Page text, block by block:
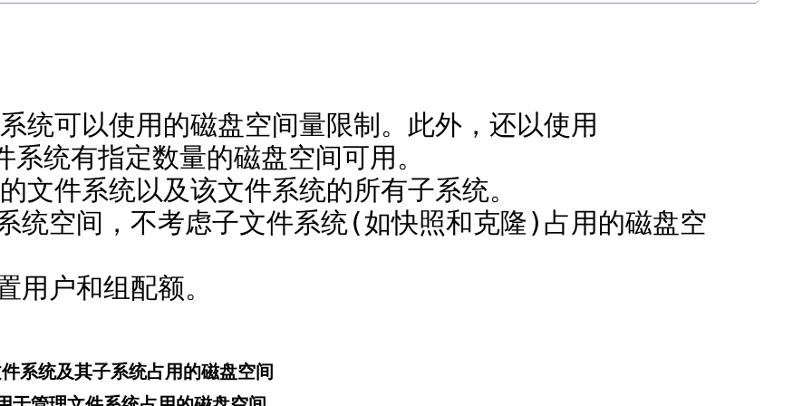
统可以使用的磁盘空间量限制。此外，还以使用
系统有指定数量的磁盘空间可用。
文件系统以及该文件系统的所有子系统。
统空间，不考虑子文件系统(如快照和克隆)占用的磁盘空
用户和组配额。
系统及其子系统占用的磁盘空间